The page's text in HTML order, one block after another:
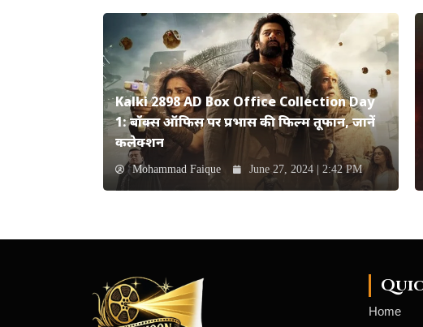
Kalki 2898 AD Box Office Collection Day
1: बॉक्स ऑफिस पर प्रभास की फिल्म तूफान, जानें
कलेक्शन
Mohammad Faique June 27, 2024 | 2:42 PM
Home